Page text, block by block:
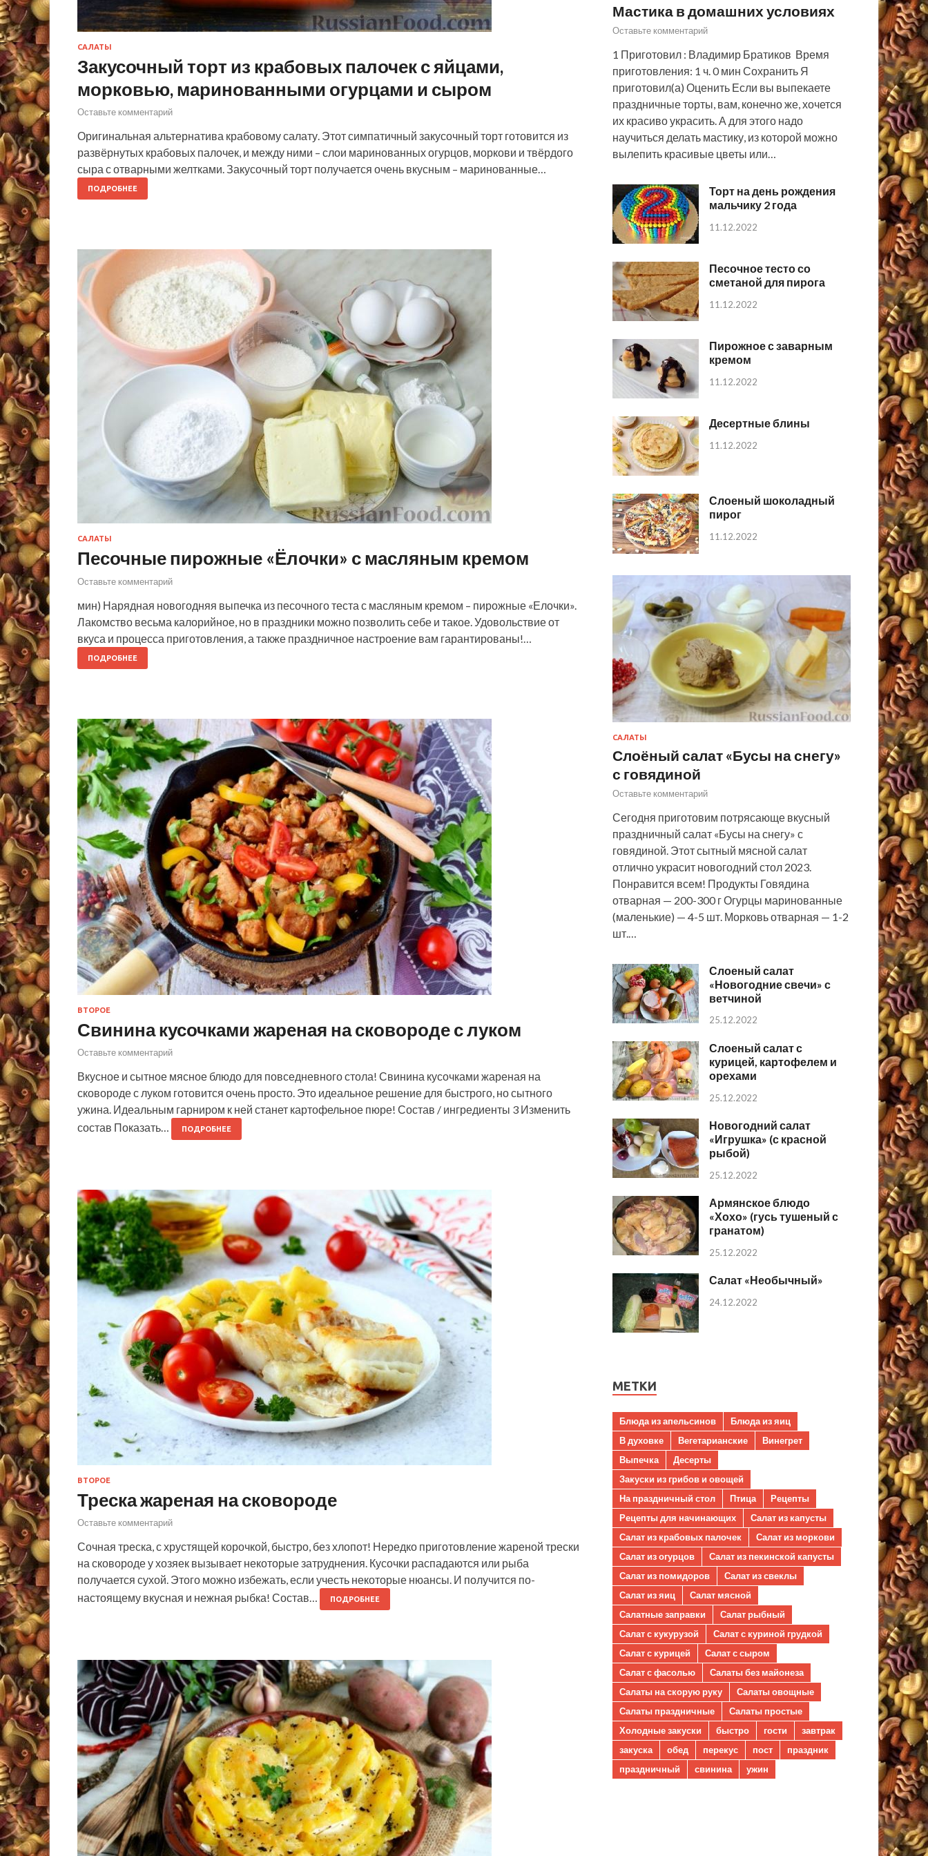
САЛАТЫ
Закусочный торт из крабовых палочек с яйцами,
морковью, маринованными огурцами и сыром
Оставьте комментарий
Оригинальная альтернатива крабовому салату. Этот симпатичный закусочный торт готовится из
развёрнутых крабовых палочек, и между ними – слои маринованных огурцов, моркови и твёрдого
сыра с отварными желтками. Закусочный торт получается очень вкусным – маринованные…
ПОДРОБНЕЕ
САЛАТЫ
Песочные пирожные «Ёлочки» с масляным кремом
Оставьте комментарий
мин) Нарядная новогодняя выпечка из песочного теста с масляным кремом – пирожные «Елочки».
Лакомство весьма калорийное, но в праздники можно позволить себе и такое. Удовольствие от
вкуса и процесса приготовления, а также праздничное настроение вам гарантированы!…
ПОДРОБНЕЕ
ВТОРОЕ
Свинина кусочками жареная на сковороде с луком
Оставьте комментарий
Вкусное и сытное мясное блюдо для повседневного стола! Свинина кусочками жареная на
сковороде с луком готовится очень просто. Это идеальное решение для быстрого, но сытного
ужина. Идеальным гарниром к ней станет картофельное пюре! Состав / ингредиенты 3 Изменить
состав Показать…
ПОДРОБНЕЕ
ВТОРОЕ
Треска жареная на сковороде
Оставьте комментарий
Сочная треска, с хрустящей корочкой, быстро, без хлопот! Нередко приготовление жареной трески
на сковороде у хозяек вызывает некоторые затруднения. Кусочки распадаются или рыба
получается сухой. Этого можно избежать, если учесть некоторые нюансы. И получится по-
настоящему вкусная и нежная рыбка! Состав…
ПОДРОБНЕЕ
Мастика в домашних условиях
Оставьте комментарий
1 Приготовил : Владимир Братиков Время
приготовления: 1 ч. 0 мин Сохранить Я
приготовил(а) Оценить Если вы выпекаете
праздничные торты, вам, конечно же, хочется
их красиво украсить. А для этого надо
научиться делать мастику, из которой можно
вылепить красивые цветы или…
Торт на день рождения
мальчику 2 года
11.12.2022
Песочное тесто со
сметаной для пирога
11.12.2022
Пирожное с заварным
кремом
11.12.2022
Десертные блины
11.12.2022
Слоеный шоколадный
пирог
11.12.2022
САЛАТЫ
Слоёный салат «Бусы на снегу»
с говядиной
Оставьте комментарий
Сегодня приготовим потрясающе вкусный
праздничный салат «Бусы на снегу» с
говядиной. Этот сытный мясной салат
отлично украсит новогодний стол 2023.
Понравится всем! Продукты Говядина
отварная — 200-300 г Огурцы маринованные
(маленькие) — 4-5 шт. Морковь отварная — 1-2
шт.…
Слоеный салат
«Новогодние свечи» с
ветчиной
25.12.2022
Слоеный салат с
курицей, картофелем и
орехами
25.12.2022
Новогодний салат
«Игрушка» (с красной
рыбой)
25.12.2022
Армянское блюдо
«Хохо» (гусь тушеный с
гранатом)
25.12.2022
Салат «Необычный»
24.12.2022
МЕТКИ
Блюда из апельсинов
Блюда из яиц
В духовке
Вегетарианские
Винегрет
Выпечка
Десерты
Закуски из грибов и овощей
На праздничный стол
Птица
Рецепты
Рецепты для начинающих
Салат из капусты
Салат из крабовых палочек
Салат из моркови
Салат из огурцов
Салат из пекинской капусты
Салат из помидоров
Салат из свеклы
Салат из яиц
Салат мясной
Салатные заправки
Салат рыбный
Салат с кукурузой
Салат с куриной грудкой
Салат с курицей
Салат с сыром
Салат с фасолью
Салаты без майонеза
Салаты на скорую руку
Салаты овощные
Салаты праздничные
Салаты простые
Холодные закуски
быстро гости
завтрак
закуска
обед перекус пост
праздник
праздничный
свинина ужин